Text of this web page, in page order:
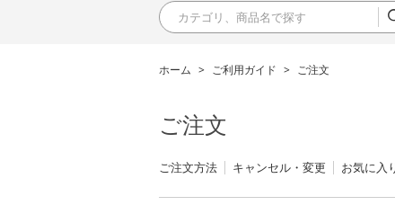
ホーム > ご利用ガイド > ご注文
ご注文
ご注文方法 キャンセル・変更 お気に入